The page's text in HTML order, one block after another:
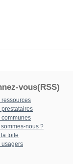
vous(RSS)
ressources
prestataires
communes
nous ?
toile
usagers